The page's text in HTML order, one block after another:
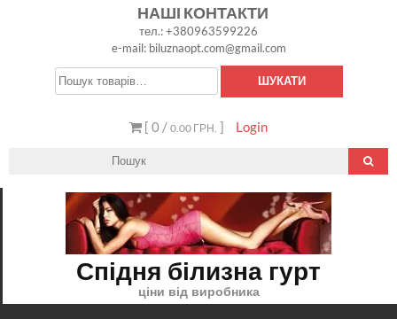
НАШІ КОНТАКТИ
тел.: +380963599226
e-mail: biluznaopt.com@gmail.com
Шукати:
ШУКАТИ
[ 0 / 0.00 ГРН. ] Login
Спідня білизна гурт
ціни від виробника